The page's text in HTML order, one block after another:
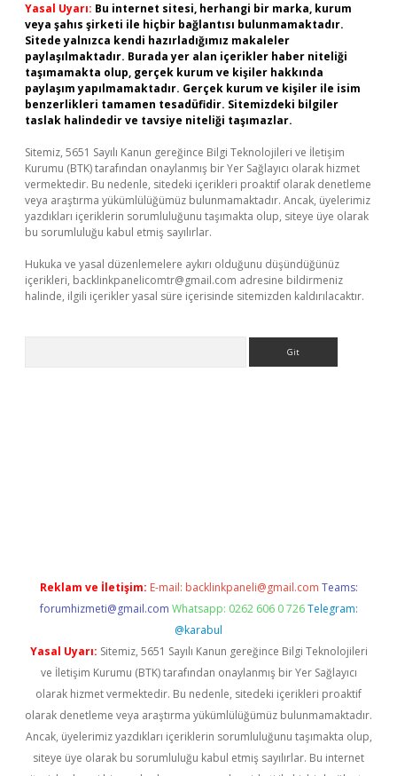
Yasal Uyarı: Bu internet sitesi, herhangi bir marka, kurum
veya şahıs şirketi ile hiçbir bağlantısı bulunmamaktadır.
Sitede yalnızca kendi hazırladığımız makaleler
paylaşılmaktadır. Burada yer alan içerikler haber niteliği
taşımamakta olup, gerçek kurum ve kişiler hakkında
paylaşım yapılmamaktadır. Gerçek kurum ve kişiler ile isim
benzerlikleri tamamen tesadüfidir. Sitemizdeki bilgiler
taslak halindedir ve tavsiye niteliği taşımazlar.
Sitemiz, 5651 Sayılı Kanun gereğince Bilgi Teknolojileri ve İletişim
Kurumu (BTK) tarafından onaylanmış bir Yer Sağlayıcı olarak hizmet
vermektedir. Bu nedenle, sitedeki içerikleri proaktif olarak denetleme
veya araştırma yükümlülüğümüz bulunmamaktadır. Ancak, üyelerimiz
yazdıkları içeriklerin sorumluluğunu taşımakta olup, siteye üye olarak
bu sorumluluğu kabul etmiş sayılırlar.
Hukuka ve yasal düzenlemelere aykırı olduğunu düşündüğünüz
içerikleri, backlinkpanelicomtr@gmail.com adresine bildirmeniz
halinde, ilgili içerikler yasal süre içerisinde sitemizden kaldırılacaktır.
Reklam ve İletişim: E-mail: backlinkpaneli@gmail.com Teams:
forumhizmeti@gmail.com Whatsapp: 0262 606 0 726 Telegram:
@karabul
Yasal Uyarı: Sitemiz, 5651 Sayılı Kanun gereğince Bilgi Teknolojileri
ve İletişim Kurumu (BTK) tarafından onaylanmış bir Yer Sağlayıcı
olarak hizmet vermektedir. Bu nedenle, sitedeki içerikleri proaktif
olarak denetleme veya araştırma yükümlülüğümüz bulunmamaktadır.
Ancak, üyelerimiz yazdıkları içeriklerin sorumluluğunu taşımakta olup,
siteye üye olarak bu sorumluluğu kabul etmiş sayılırlar. Bu internet